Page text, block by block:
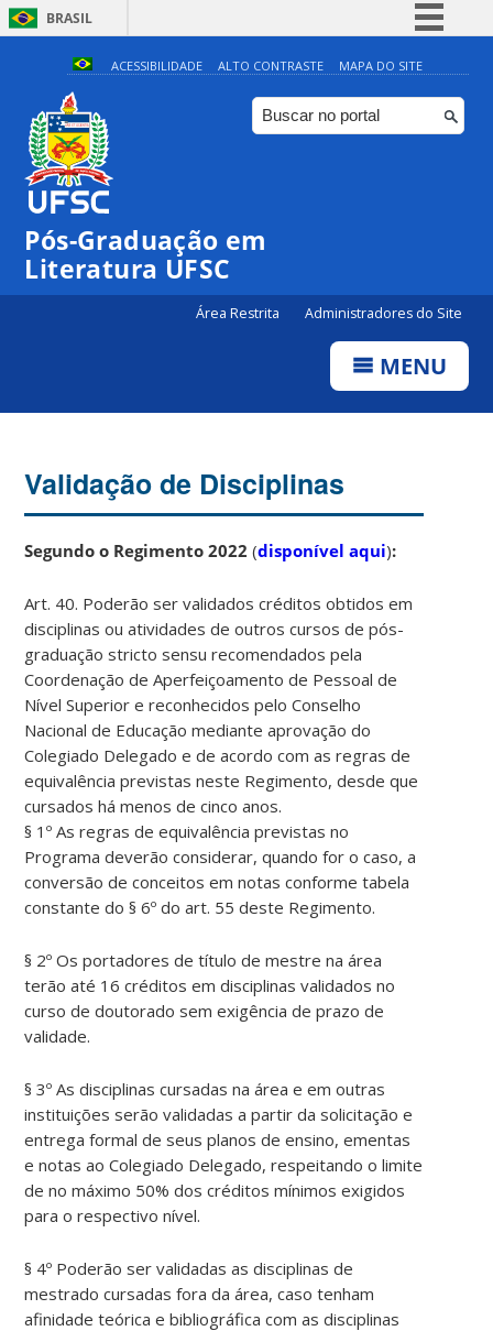
BRASIL
Simplifique!
Comunica BR
Participe
ACESSIBILIDADE ALTO CONTRASTE MAPA DO SITE
Pós-Graduação em
Literatura UFSC
Área Restrita Administradores do Site
MENU
Validação de Disciplinas
Segundo o Regimento 2022(disponível aqui):
Art. 40. Poderão ser validados créditos obtidos em
disciplinas ou atividades de outros cursos de pós-
graduação stricto sensu recomendados pela
Coordenação de Aperfeiçoamento de Pessoal de
Nível Superior e reconhecidos pelo Conselho
Nacional de Educação mediante aprovação do
Colegiado Delegado e de acordo com as regras de
equivalência previstas neste Regimento, desde que
cursados há menos de cinco anos.
§ 1º As regras de equivalência previstas no
Programa deverão considerar, quando for o caso, a
conversão de conceitos em notas conforme tabela
constante do § 6º do art. 55 deste Regimento.
§ 2º Os portadores de título de mestre na área
terão até 16 créditos em disciplinas validados no
curso de doutorado sem exigência de prazo de
validade.
§ 3º As disciplinas cursadas na área e em outras
instituições serão validadas a partir da solicitação e
entrega formal de seus planos de ensino, ementas
e notas ao Colegiado Delegado, respeitando o limite
de no máximo 50% dos créditos mínimos exigidos
para o respectivo nível.
§ 4º Poderão ser validadas as disciplinas de
mestrado cursadas fora da área, caso tenham
afinidade teórica e bibliográfica com as disciplinas